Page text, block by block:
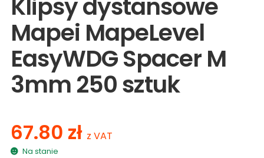
Klipsy dystansowe
Mapei MapeLevel
EasyWDG Spacer M
3mm 250 sztuk
67.80 zł z VAT
Na stanie